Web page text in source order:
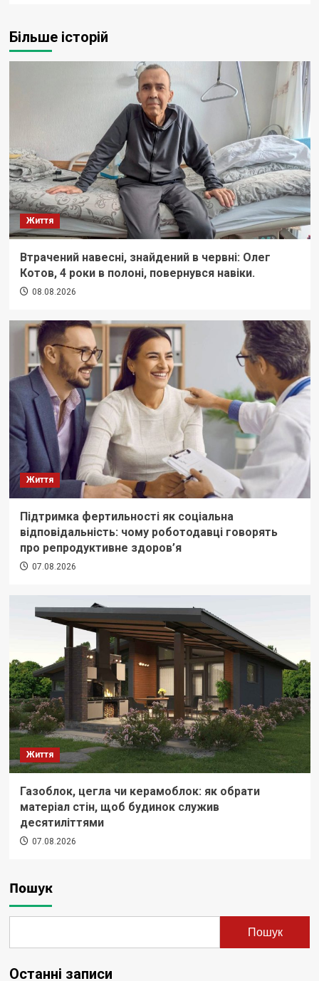
Більше історій
Життя
Втрачений навесні, знайдений в червні: Олег
Котов, 4 роки в полоні, повернувся навіки.
08.08.2026
Життя
Підтримка фертильності як соціальна
відповідальність: чому роботодавці говорять
про репродуктивне здоров’я
07.08.2026
Життя
Газоблок, цегла чи керамоблок: як обрати
матеріал стін, щоб будинок служив
десятиліттями
07.08.2026
Пошук
Пошук
Останні записи